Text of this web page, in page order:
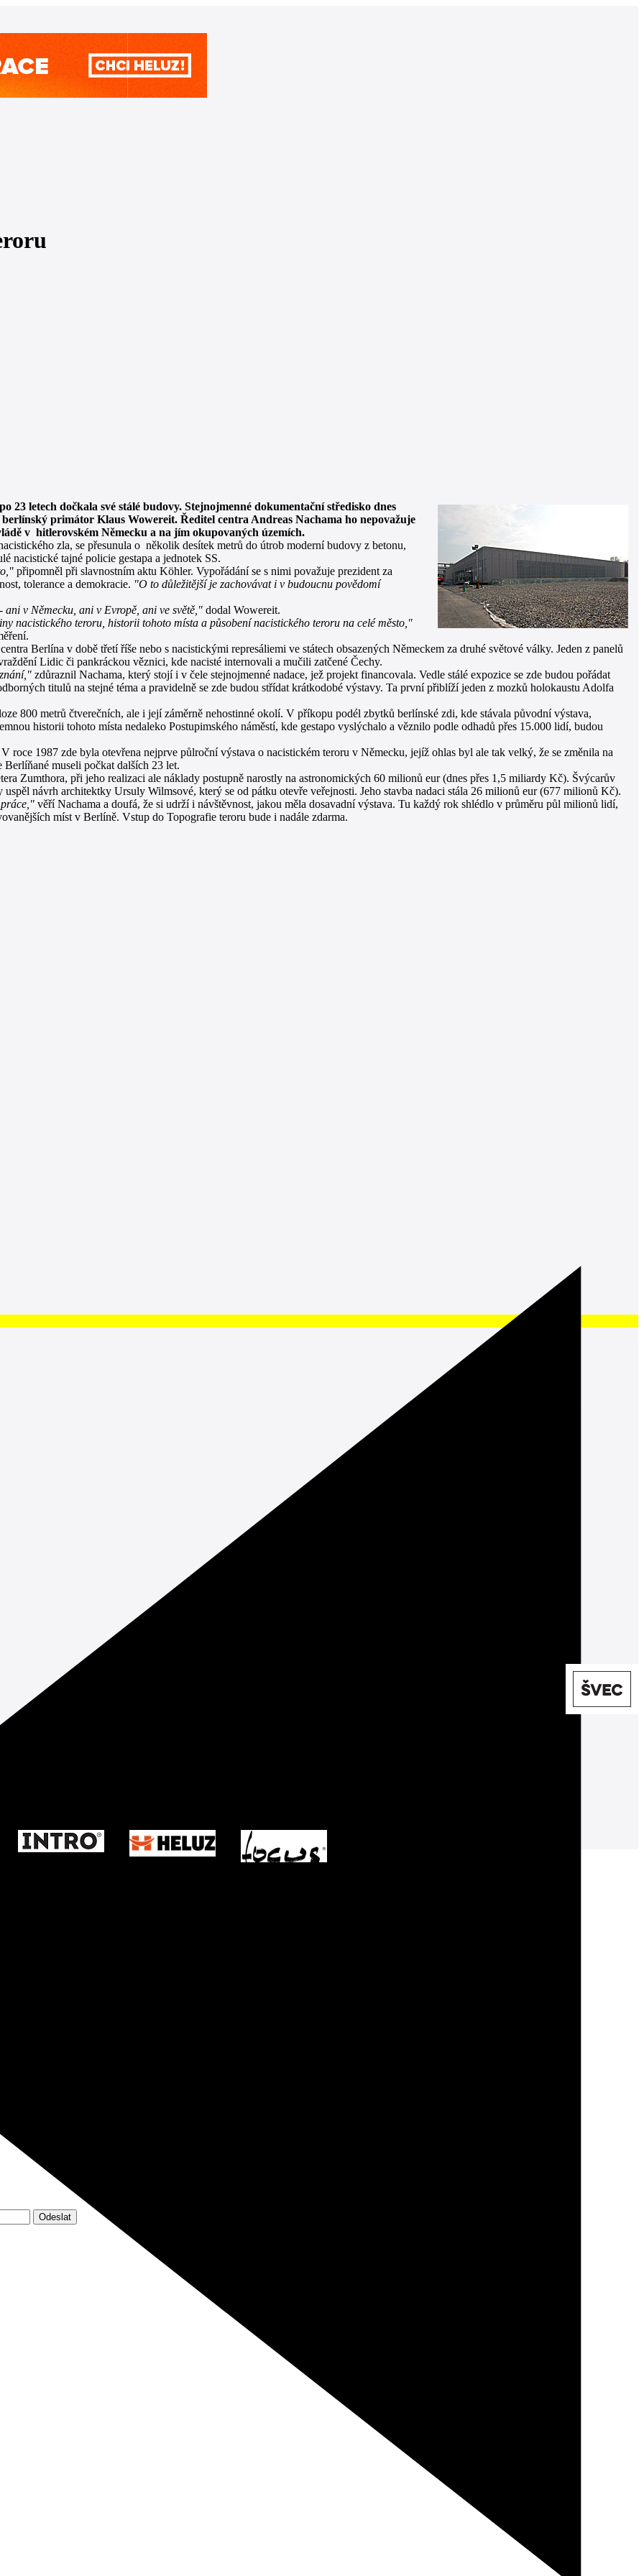
23 letech dočkala své stálé budovy. Stejnojmenné dokumentační středisko dnes
primátor Klaus Wowereit. Ředitel centra Andreas Nachama ho nepovažuje
v hitlerovském Německu a na jím okupovaných územích.
zla, se přesunula o několik desítek metrů do útrob moderní budovy z betonu,
nacistické tajné policie gestapa a jednotek SS.
připomněl při slavnostním aktu Köhler. Vypořádání se s nimi považuje prezident za
tolerance a demokracie. "O to důležitější je zachovávat i v budoucnu povědomí
ani v Německu, ani v Evropě, ani ve světě," dodal Wowereit.
nacistického teroru, historii tohoto místa a působení nacistického teroru na celé město,"
Berlína v době třetí říše nebo s nacistickými represáliemi ve státech obsazených Německem za druhé světové války. Jeden z panelů
Lidic či pankráckou věznici, kde nacisté internovali a mučili zatčené Čechy.
zdůraznil Nachama, který stojí i v čele stejnojmenné nadace, jež projekt financovala. Vedle stálé expozice se zde budou pořádat
titulů na stejné téma a pravidelně se zde budou střídat krátkodobé výstavy. Ta první přiblíží jeden z mozků holokaustu Adolfa
800 metrů čtverečních, ale i její záměrně nehostinné okolí. V příkopu podél zbytků berlínské zdi, kde stávala původní výstava,
historii tohoto místa nedaleko Postupimského náměstí, kde gestapo vyslýchalo a věznilo podle odhadů přes 15.000 lidí, budou
1987 zde byla otevřena nejprve půlroční výstava o nacistickém teroru v Německu, jejíž ohlas byl ale tak velký, že se změnila na
museli počkat dalších 23 let.
Zumthora, při jeho realizaci ale náklady postupně narostly na astronomických 60 milionů eur (dnes přes 1,5 miliardy Kč). Švýcarův
návrh architektky Ursuly Wilmsové, který se od pátku otevře veřejnosti. Jeho stavba nadaci stála 26 milionů eur (677 milionů Kč).
práce," věří Nachama a doufá, že si udrží i návštěvnost, jakou měla dosavadní výstava. Tu každý rok shlédlo v průměru půl milionů lidí,
míst v Berlíně. Vstup do Topografie teroru bude i nadále zdarma.